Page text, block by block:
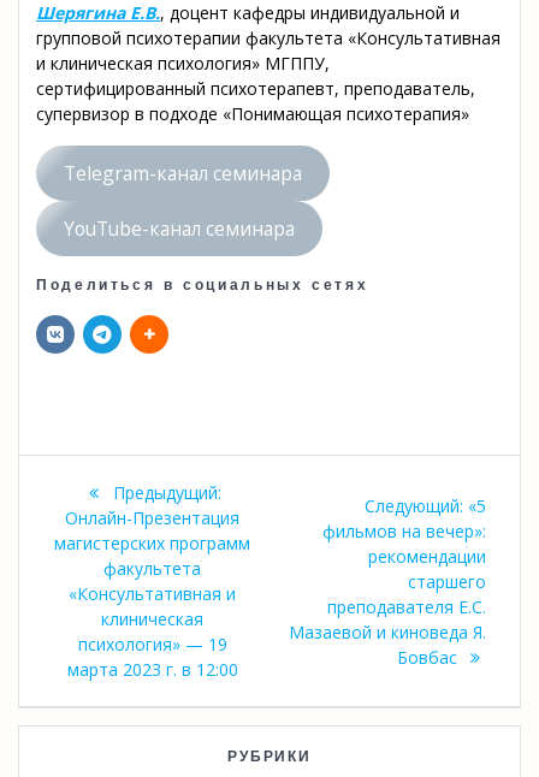
Шерягина Е.В., доцент кафедры индивидуальной и
групповой психотерапии факультета «Консультативная
и клиническая психология» МГППУ,
сертифицированный психотерапевт, преподаватель,
супервизор в подходе «Понимающая психотерапия»
Telegram-канал семинара
YouTube-канал семинара
Поделиться в социальных сетях
Навигация
по
записям
Предыдущий:Предыдущая
запись:
Онлайн-Презентация
магистерских программ
факультета
«Консультативная и
клиническая
психология» — 19
марта 2023 г. в 12:00
Следующий:
запись:
«5
фильмов на вечер»:
рекомендации
старшего
преподавателя Е.С.
Мазаевой и киноведа Я.
Бовбас
РУБРИКИ